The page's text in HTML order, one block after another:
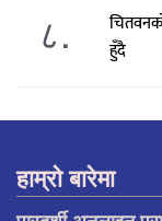
८.
हुँदै
हाम्रो बारेमा